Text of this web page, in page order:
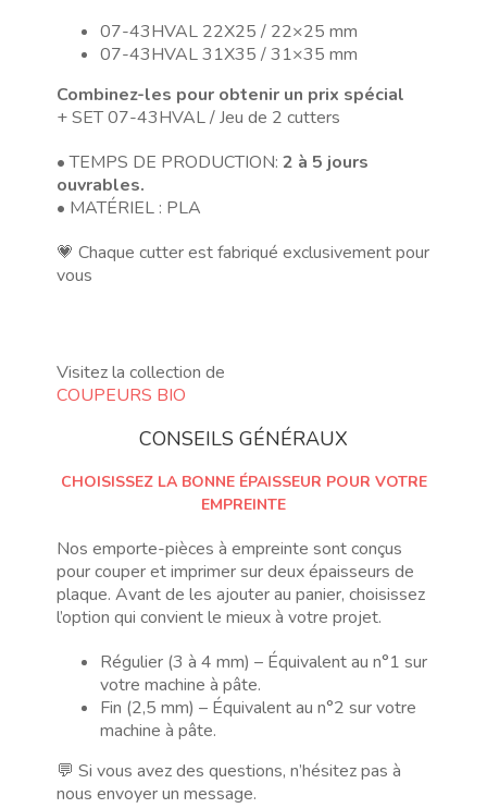
07-43HVAL 22X25 / 22×25 mm
07-43HVAL 31X35 / 31×35 mm
Combinez-les pour obtenir un prix spécial
+ SET 07-43HVAL / Jeu de 2 cutters
• TEMPS DE PRODUCTION:2 à 5 jours
ouvrables.
• MATÉRIEL : PLA
💗 Chaque cutter est fabriqué exclusivement pour
vous
Visitez la collection de
COUPEURS BIO
CONSEILS GÉNÉRAUX
CHOISISSEZ LA BONNE ÉPAISSEUR POUR VOTRE
EMPREINTE
Nos emporte-pièces à empreinte sont conçus
pour couper et imprimer sur deux épaisseurs de
plaque. Avant de les ajouter au panier, choisissez
l’option qui convient le mieux à votre projet.
Régulier (3 à 4 mm) – Équivalent au n°1 sur
votre machine à pâte.
Fin (2,5 mm) – Équivalent au n°2 sur votre
machine à pâte.
💬 Si vous avez des questions, n’hésitez pas à
nous envoyer un message.